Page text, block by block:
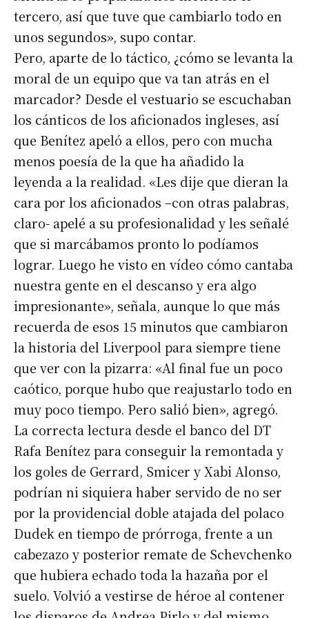
Suscribirme gratis
Dirección de correo electrónico *
Nombre
tercero, así que tuve que cambiarlo todo en
unos segundos», supo contar.
Pero, aparte de lo táctico, ¿cómo se levanta la
moral de un equipo que va tan atrás en el
marcador? Desde el vestuario se escuchaban
los cánticos de los aficionados ingleses, así
que Benítez apeló a ellos, pero con mucha
menos poesía de la que ha añadido la
leyenda a la realidad. «Les dije que dieran la
cara por los aficionados –con otras palabras,
claro- apelé a su profesionalidad y les señalé
que si marcábamos pronto lo podíamos
lograr. Luego he visto en vídeo cómo cantaba
nuestra gente en el descanso y era algo
impresionante», señala, aunque lo que más
recuerda de esos 15 minutos que cambiaron
la historia del Liverpool para siempre tiene
que ver con la pizarra: «Al final fue un poco
caótico, porque hubo que reajustarlo todo en
muy poco tiempo. Pero salió bien», agregó.
La correcta lectura desde el banco del DT
Rafa Benítez para conseguir la remontada y
los goles de Gerrard, Smicer y Xabi Alonso,
podrían ni siquiera haber servido de no ser
por la providencial doble atajada del polaco
Dudek en tiempo de prórroga, frente a un
cabezazo y posterior remate de Schevchenko
que hubiera echado toda la hazaña por el
suelo. Volvió a vestirse de héroe al contener